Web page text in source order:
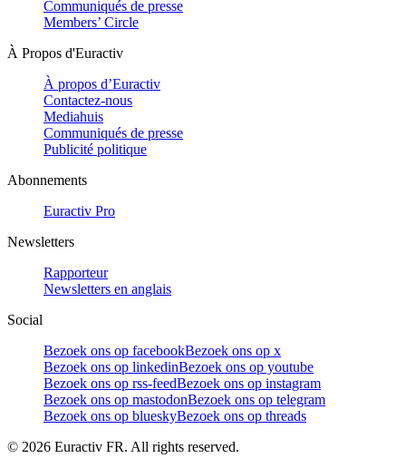
Communiqués de presse
Members’ Circle
À Propos d'Euractiv
À propos d’Euractiv
Contactez-nous
Mediahuis
Communiqués de presse
Publicité politique
Abonnements
Euractiv Pro
Newsletters
Rapporteur
Newsletters en anglais
Social
Bezoek ons op facebookBezoek ons op x
Bezoek ons op linkedinBezoek ons op youtube
Bezoek ons op rss-feedBezoek ons op instagram
Bezoek ons op mastodonBezoek ons op telegram
Bezoek ons op blueskyBezoek ons op threads
© 2026 Euractiv FR. All rights reserved.